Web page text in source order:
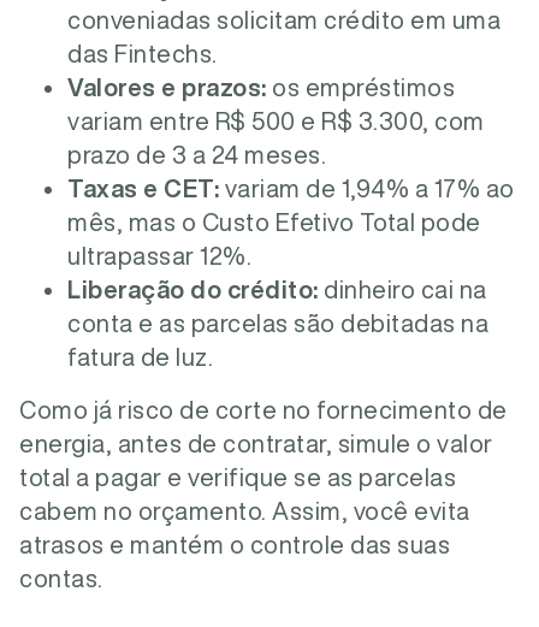
conveniadas solicitam crédito em uma
das Fintechs.
Valores e prazos: os empréstimos
variam entre R$ 500 e R$ 3.300, com
prazo de 3 a 24 meses.
Taxas e CET: variam de 1,94% a 17% ao
mês, mas o Custo Efetivo Total pode
ultrapassar 12%.
Liberação do crédito: dinheiro cai na
conta e as parcelas são debitadas na
fatura de luz.
Como já risco de corte no fornecimento de
energia, antes de contratar, simule o valor
total a pagar e verifique se as parcelas
cabem no orçamento. Assim, você evita
atrasos e mantém o controle das suas
contas.